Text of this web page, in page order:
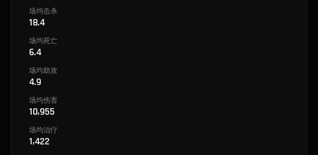
场均击杀
18.4
场均死亡
6.4
场均助攻
4.9
场均伤害
10,955
场均治疗
1,422